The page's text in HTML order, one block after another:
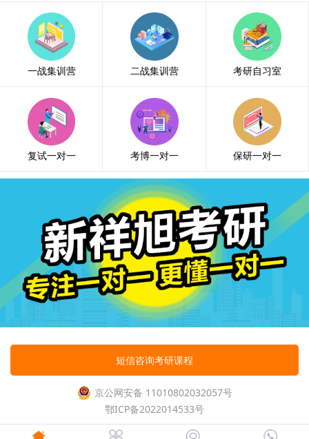
一战集训营 二战集训营 考研自习室
复试一对一 考博一对一 保研一对一
短信咨询考研课程
京公网安备 11010802032057号
鄂ICP备2022014533号